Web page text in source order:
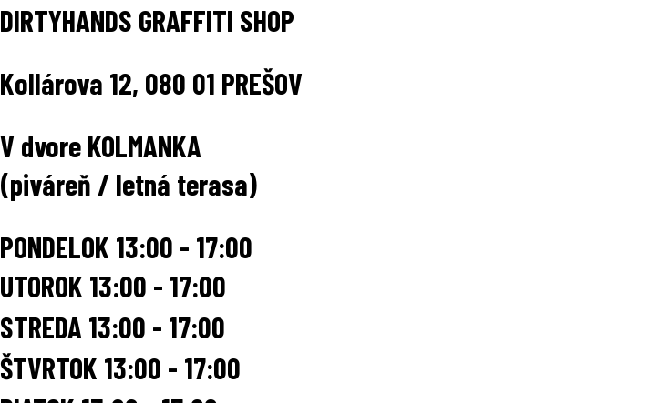
DIRTYHANDS GRAFFITI SHOP
Kollárova 12, 080 01 PREŠOV
V dvore KOLMANKA
(piváreň / letná terasa)
PONDELOK 13:00 - 17:00
UTOROK 13:00 - 17:00
STREDA 13:00 - 17:00
ŠTVRTOK 13:00 - 17:00